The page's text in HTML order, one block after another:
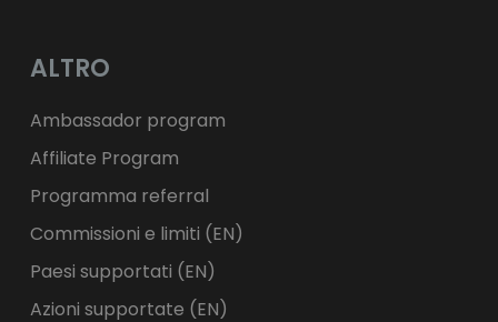
ALTRO
Ambassador program
Affiliate Program
Programma referral
Commissioni e limiti (EN)
Paesi supportati (EN)
Azioni supportate (EN)